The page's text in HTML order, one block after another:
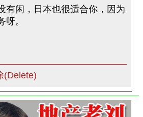
有闲，日本也很适合你，因为
。
(Delete)